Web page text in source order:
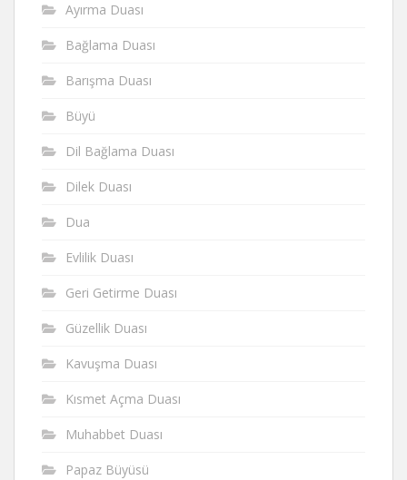
Ayırma Duası
Bağlama Duası
Barışma Duası
Büyü
Dil Bağlama Duası
Dilek Duası
Dua
Evlilik Duası
Geri Getirme Duası
Güzellik Duası
Kavuşma Duası
Kısmet Açma Duası
Muhabbet Duası
Papaz Büyüsü